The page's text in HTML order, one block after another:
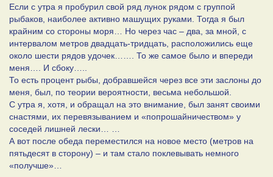
Если с утра я пробурил свой ряд лунок рядом с группой
рыбаков, наиболее активно машущих руками. Тогда я был
крайним со стороны моря… Но через час – два, за мной, с
интервалом метров двадцать-тридцать, расположились еще
около шести рядов удочек……. То же самое было и впереди
меня…. И сбоку…..
То есть процент рыбы, добравшейся через все эти заслоны до
меня, был, по теории вероятности, весьма небольшой.
С утра я, хотя, и обращал на это внимание, был занят своими
снастями, их перевязыванием и «попрошайничеством» у
соседей лишней лески… …
А вот после обеда переместился на новое место (метров на
пятьдесят в сторону) – и там стало поклевывать немного
«получше»…